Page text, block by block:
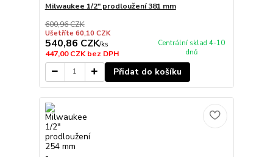
Milwaukee 1/2" prodloužení 381 mm
600,96 CZK
Ušetříte 60,10 CZK
540,86 CZK/ks
447,00 CZKbez DPH
Centrální sklad 4-10
dnů
Přidat do košíku